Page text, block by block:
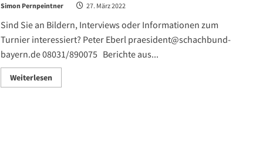
Simon Pernpeintner 27. März 2022
Sind Sie an Bildern, Interviews oder Informationen zum
Turnier interessiert? Peter Eberl praesident@schachbund-
bayern.de 08031/890075 Berichte aus...
WeiterlesenRead
more